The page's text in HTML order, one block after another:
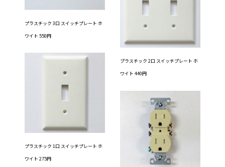
プラスチック 3口 スイッチプレート ホ
ワイト 550円
プラスチック 2口 スイッチプレート ホ
ワイト 440円
プラスチック 1口 スイッチプレート ホ
ワイト 275円